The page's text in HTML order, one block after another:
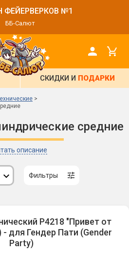
ФЕЙЕРВЕРКОВ №1
ББ-Салют
СКИДКИ И ПОДАРКИ
средние
описание
Фильтры
Р4218 "Привет от
для Гендер Пати (Gender
Party)